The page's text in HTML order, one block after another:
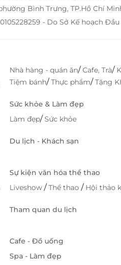
Bình Trưng, TP.Hồ Chí
- Do Sở Kế hoạch
Nhà hàng - quán ăn/Cafe, Trà/
Tiệm bánh/Thực phẩm/Tặng
Sức khỏe & Làm đẹp
Làm đẹp/Sức khỏe
Du lịch - Khách sạn
Sự kiện văn hóa thể thao
Liveshow /Thể thao / Hội thảo
Tham quan du lịch
Cafe - Đồ uống
Spa - Làm đẹp